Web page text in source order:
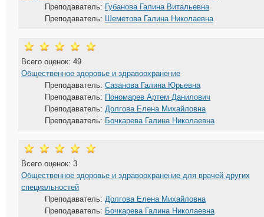
Преподаватель: Губанова Галина Витальевна
Преподаватель: Шеметова Галина Николаевна
Всего оценок: 49
Общественное здоровье и здравоохранение
Преподаватель: Сазанова Галина Юрьевна
Преподаватель: Пономарев Артем Данилович
Преподаватель:
Долгова Елена Михайловна
Преподаватель: Бочкарева Галина Николаевна
Всего оценок: 3
Общественное здоровье и здравоохранение для врачей других
специальностей
Преподаватель:
Долгова Елена Михайловна
Преподаватель: Бочкарева Галина Николаевна